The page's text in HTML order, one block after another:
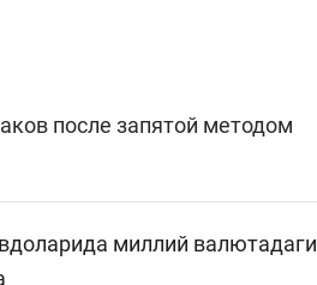
после запятой методом
миллий валютадаги